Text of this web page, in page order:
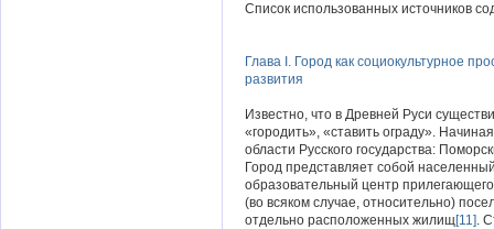
Список использованных источников
Глава I. Город как социокультурное
развития
Известно, что в Древней Руси
«городить», «ставить ограду».
области Русского государства:
Город представляет собой
образовательный центр
(во всяком случае, относительно)
отдельно расположенных жилищ[11].